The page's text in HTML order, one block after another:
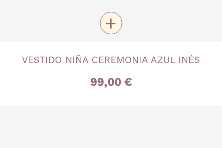
5 años 10 años
+
VESTIDO NIÑA CEREMONIA AZUL INÉS
99,00 €